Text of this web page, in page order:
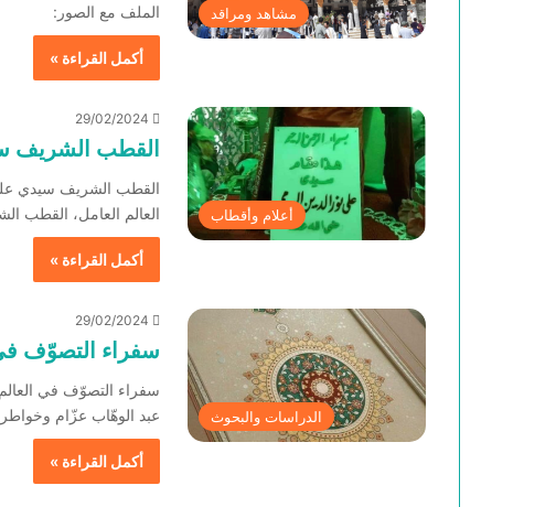
مشاهد ومراقد
الملف مع الصور:
أكمل القراءة »
أعلام وأقطاب
29/02/2024
القطب الشريف
القطب الشريف سيدي علي
العالم العامل، القطب
أكمل القراءة »
الدراسات والبحوث
29/02/2024
سفراء التصوّف
سفراء التصوّف في العالم
عبد الوهّاب عزّام
أكمل القراءة »